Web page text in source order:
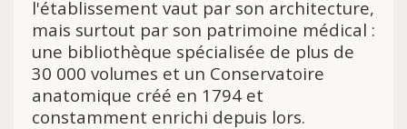
l'établissement vaut par son architecture,
mais surtout par son patrimoine médical :
une bibliothèque spécialisée de plus de
30 000 volumes et un Conservatoire
anatomique créé en 1794 et
constamment enrichi depuis lors.